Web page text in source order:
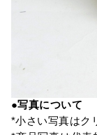
●写真について
*小さい写真はク